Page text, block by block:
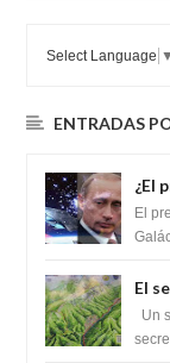
Select Language
ENTRADAS
¿El
El
El
Un